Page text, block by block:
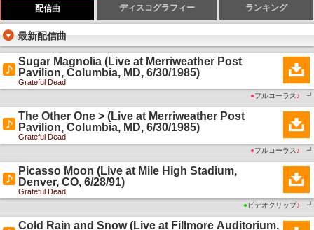
配信曲 ディスコグラフィー ランキング
最新配信曲
Sugar Magnolia (Live at Merriweather Post
Pavilion, Columbia, MD, 6/30/1985)
Grateful Dead
●フルコーラス ♪ ┛
The Other One > (Live at Merriweather Post
Pavilion, Columbia, MD, 6/30/1985)
Grateful Dead
●フルコーラス ♪ ┛
Picasso Moon (Live at Mile High Stadium,
Denver, CO, 6/28/91)
Grateful Dead
● ビデオクリップ♪ ┛
Cold Rain and Snow (Live at Fillmore Auditorium,